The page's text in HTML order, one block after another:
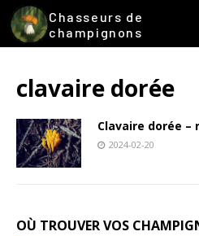
Chasseurs de
champignons
clavaire dorée
Clavaire dorée –
2024-02-20
OÙ TROUVER VOS